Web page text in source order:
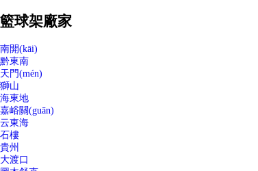
籃球架廠家
南開(kāi)
黔東南
天門(mén)
獅山
海東地
嘉峪關(guān)
云東海
石樓
貴州
大渡口